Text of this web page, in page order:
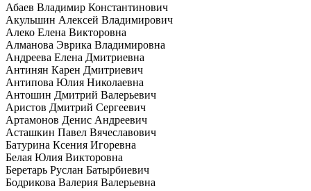
Абаев Владимир Константинович
Акульшин Алексей Владимирович
Алеко Елена Викторовна
Алманова Эврика Владимировна
Андреева Елена Дмитриевна
Антинян Карен Дмитриевич
Антипова Юлия Николаевна
Антошин Дмитрий Валерьевич
Аристов Дмитрий Сергеевич
Артамонов Денис Андреевич
Асташкин Павел Вячеславович
Батурина Ксения Игоревна
Белая Юлия Викторовна
Беретарь Руслан Батырбиевич
Бодрикова Валерия Валерьевна